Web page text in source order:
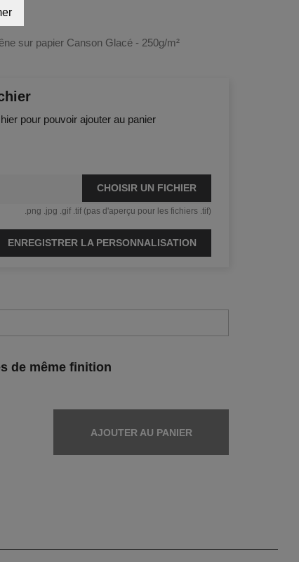
sur papier Canson Glacé - 250g/m²
pour pouvoir ajouter au panier
CHOISIR UN FICHIER
.png .jpg .gif .tif (pas d'aperçu pour les fichiers .tif)
ENREGISTRER LA PERSONNALISATION
de même finition
AJOUTER AU PANIER